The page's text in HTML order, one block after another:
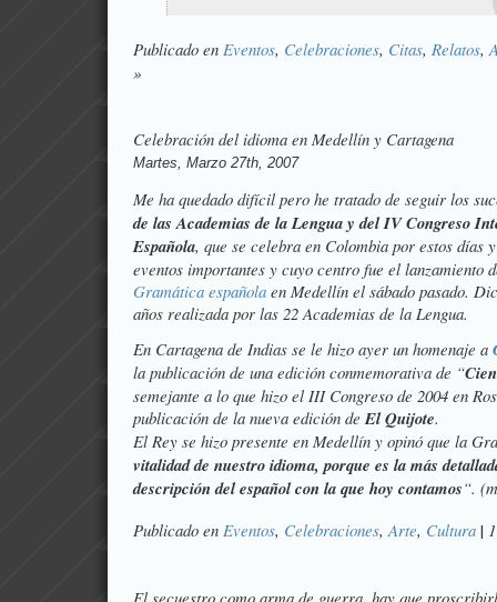
Publicado en Eventos, Celebraciones, Citas, Relatos,
»
Celebración del idioma en Medellín y Cartagena
Martes, Marzo 27th, 2007
Me ha quedado difícil pero he tratado de seguir los
de las Academias de la Lengua y del IV Congreso
Española, que se celebra en Colombia por estos días
eventos importantes y cuyo centro fue el lanzamiento
Gramática española en Medellín el sábado pasado.
años realizada por las 22 Academias de la Lengua.
En Cartagena de Indias se le hizo ayer un homenaje a
la publicación de una edición conmemorativa de “
semejante a lo que hizo el III Congreso de 2004 en
publicación de la nueva edición deEl Quijote.
El Rey se hizo presente en Medellín y opinó que la
vitalidad de nuestro idioma, porque es la más
descripción del español con la que hoy contamos“.
Publicado en Eventos, Celebraciones,Arte, Cultura |
El secuestro como arma de guerra, hay que